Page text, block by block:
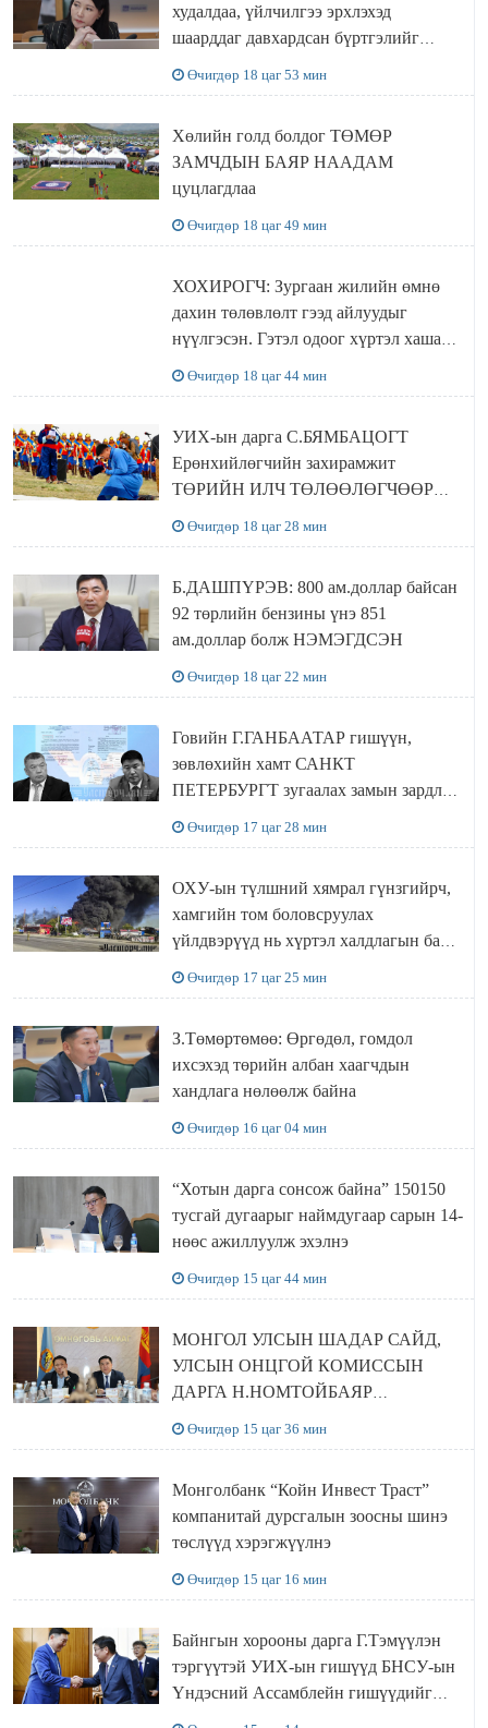
худалдаа, үйлчилгээ эрхлэхэд
шаарддаг давхардсан бүртгэлийг
Өчигдөр 18 цаг 53 мин
Хөлийн голд болдог ТӨМӨР
ЗАМЧДЫН БАЯР НААДАМ
цуцлагдлаа
Өчигдөр 18 цаг 49 мин
ХОХИРОГЧ: Зургаан жилийн өмнө
дахин төлөвлөлт гээд айлуудыг
нүүлгэсэн. Гэтэл одоог хүртэл хашаа
Өчигдөр 18 цаг 44 мин
УИХ-ын дарга С.БЯМБАЦОГТ
Ерөнхийлөгчийн захирамжит
ТӨРИЙН ИЛЧ ТӨЛӨӨЛӨГЧӨӨР
Өчигдөр 18 цаг 28 мин
Б.ДАШПҮРЭВ: 800 ам.доллар байсан
92 төрлийн бензины үнэ 851
ам.доллар болж НЭМЭГДСЭН
Өчигдөр 18 цаг 22 мин
Говийн Г.ГАНБААТАР гишүүн,
зөвлөхийн хамт САНКТ
ПЕТЕРБУРГТ зугаалах замын зардлаа
Өчигдөр 17 цаг 28 мин
ОХУ-ын түлшний хямрал гүнзгийрч,
хамгийн том боловсруулах
үйлдвэрүүд нь хүртэл халдлагын бай
Өчигдөр 17 цаг 25 мин
З.Төмөртөмөө: Өргөдөл, гомдол
ихсэхэд төрийн албан хаагчдын
хандлага нөлөөлж байна
Өчигдөр 16 цаг 04 мин
“Хотын дарга сонсож байна” 150150
тусгай дугаарыг наймдугаар сарын 14-
нөөс ажиллуулж эхэлнэ
Өчигдөр 15 цаг 44 мин
МОНГОЛ УЛСЫН ШАДАР САЙД,
УЛСЫН ОНЦГОЙ КОМИССЫН
ДАРГА Н.НОМТОЙБАЯР
Өчигдөр 15 цаг 36 мин
Монголбанк “Койн Инвест Траст”
компанитай дурсгалын зоосны шинэ
төслүүд хэрэгжүүлнэ
Өчигдөр 15 цаг 16 мин
Байнгын хорооны дарга Г.Тэмүүлэн
тэргүүтэй УИХ-ын гишүүд БНСУ-ын
Үндэсний Ассамблейн гишүүдийг